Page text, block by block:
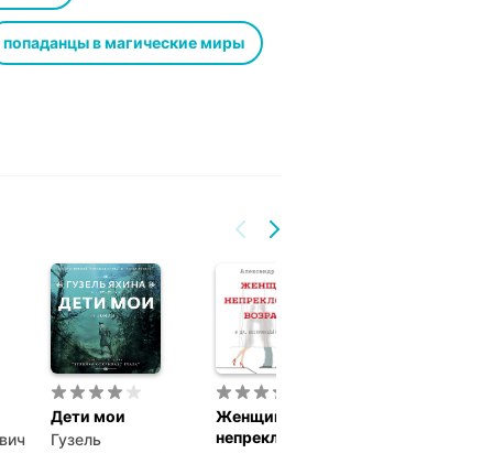
попаданцы в магические миры
Дети мои
Гузель
Женщины
непреклонного